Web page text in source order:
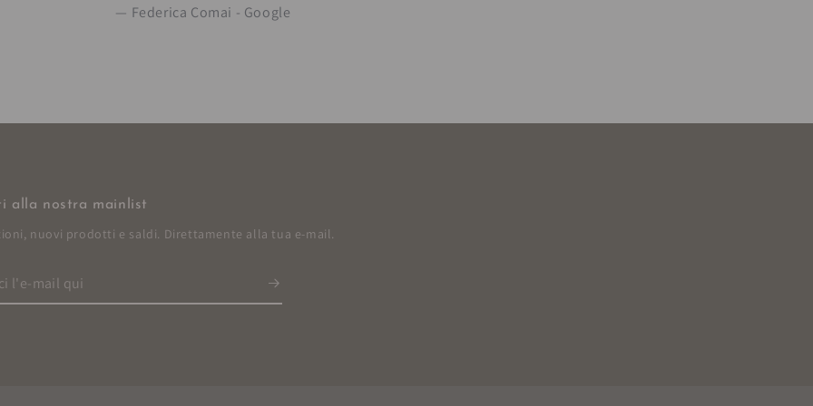
Federica Comai - Google
alla nostra mainlist
nuovi prodotti e saldi. Direttamente alla tua e-mail.